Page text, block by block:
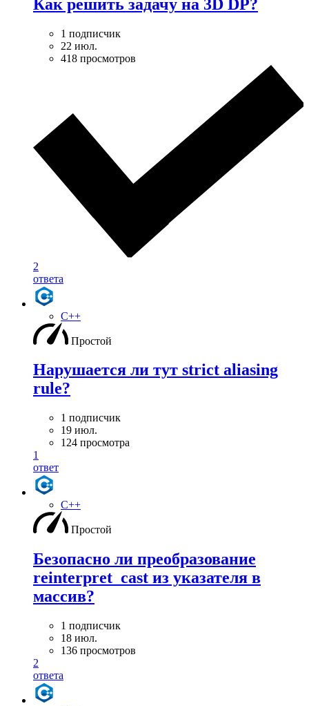
Как решить задачу на 3D DP?
1 подписчик
22 июл.
418 просмотров
2
ответа
C++
Простой
Нарушается ли тут strict aliasing
rule?
1 подписчик
19 июл.
124 просмотра
1
ответ
C++
Простой
Безопасно ли преобразование
reinterpret_cast из указателя в
массив?
1 подписчик
18 июл.
136 просмотров
2
ответа